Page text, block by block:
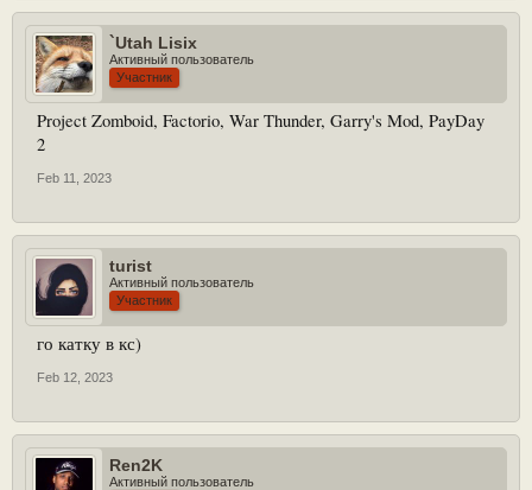
`Utah Lisix
Активный пользователь
Участник
Project Zomboid, Factorio, War Thunder, Garry's Mod, PayDay
2
Feb 11, 2023
turist
Активный пользователь
Участник
го катку в кс)
Feb 12, 2023
Ren2K
Активный пользователь